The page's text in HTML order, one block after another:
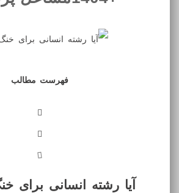
فهرست مطالب
آیا رشته انسانی برای